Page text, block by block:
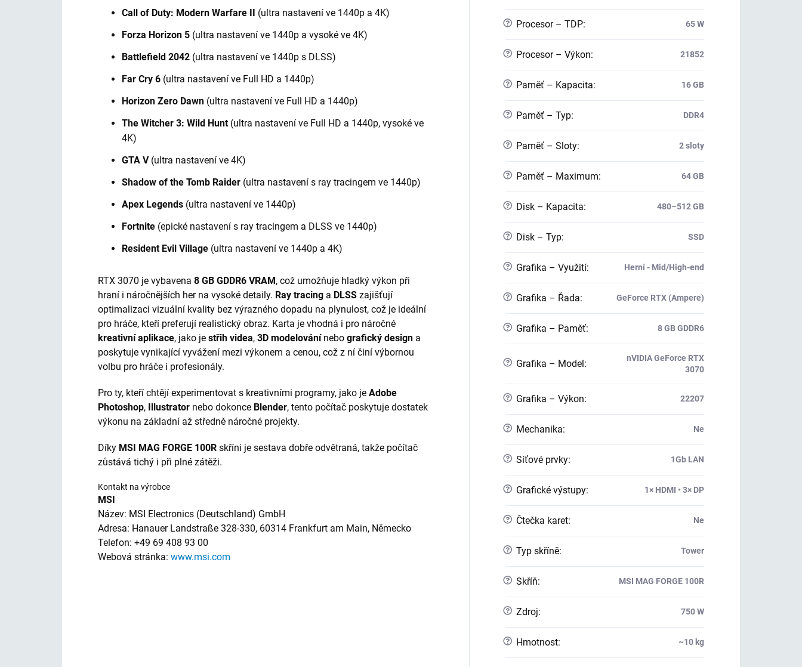
Call of Duty: Modern Warfare II (ultra nastavení ve 1440p a 4K)
Forza Horizon 5 (ultra nastavení ve 1440p a vysoké ve 4K)
Battlefield 2042 (ultra nastavení ve 1440p s DLSS)
Far Cry 6 (ultra nastavení ve Full HD a 1440p)
Horizon Zero Dawn (ultra nastavení ve Full HD a 1440p)
The Witcher 3: Wild Hunt(ultra nastavení ve Full HD a 1440p, vysoké ve
4K)
GTA V(ultra nastavení ve 4K)
Shadow of the Tomb Raider (ultra nastavení s ray tracingem ve 1440p)
Apex Legends (ultra nastavení ve 1440p)
Fortnite (epické nastavení s ray tracingem a DLSS ve 1440p)
Resident Evil Village (ultra nastavení ve 1440p a 4K)
RTX 3070 je vybavena 8 GB GDDR6 VRAM, což umožňuje hladký výkon při
hraní i náročnějších her na vysoké detaily. Ray tracing a DLSS zajišťují
optimalizaci vizuální kvality bez výrazného dopadu na plynulost, což je ideální
pro hráče, kteří preferují realistický obraz. Karta je vhodná i pro náročné
kreativní aplikace, jako je střih videa, 3D modelovánínebo grafický design a
poskytuje vynikající vyvážení mezi výkonem a cenou, což z ní činí výbornou
volbu pro hráče i profesionály.
Pro ty, kteří chtějí experimentovat s kreativními programy, jako je Adobe
Photoshop, Illustrator nebo dokonce Blender, tento počítač poskytuje dostatek
výkonu na základní až středně náročné projekty.
Díky MSI MAG FORGE 100R skříni je sestava dobře odvětraná, takže počítač
zůstává tichý i při plné zátěži.
Kontakt na výrobce
MSI
Název: MSI Electronics (Deutschland) GmbH
Adresa: Hanauer Landstraße 328-330, 60314 Frankfurt am Main, Německo
Telefon: +49 69 408 93 00
Webová stránka: www.msi.com
? Procesor – TDP: 65 W
? Procesor – Výkon: 21852
? Paměť – Kapacita: 16 GB
? Paměť – Typ: DDR4
? Paměť – Sloty: 2 sloty
? Paměť – Maximum: 64 GB
? Disk – Kapacita: 480–512 GB
? Disk – Typ: SSD
? Grafika – Využití: Herní - Mid/High-end
? Grafika – Řada: GeForce RTX (Ampere)
? Grafika – Paměť: 8 GB GDDR6
? Grafika – Model:
nVIDIA GeForce RTX
3070
? Grafika – Výkon: 22207
? Mechanika: Ne
? Síťové prvky: 1Gb LAN
? Grafické výstupy: 1× HDMI • 3× DP
? Čtečka karet: Ne
? Typ skříně: Tower
? Skříň: MSI MAG FORGE 100R
? Zdroj: 750 W
? Hmotnost: ~10 kg